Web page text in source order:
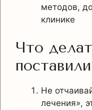
методов,
клинике
Что
Не
лечения»,